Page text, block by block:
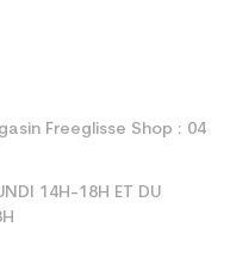
Freeglisse Shop : 04
14H-18H ET DU